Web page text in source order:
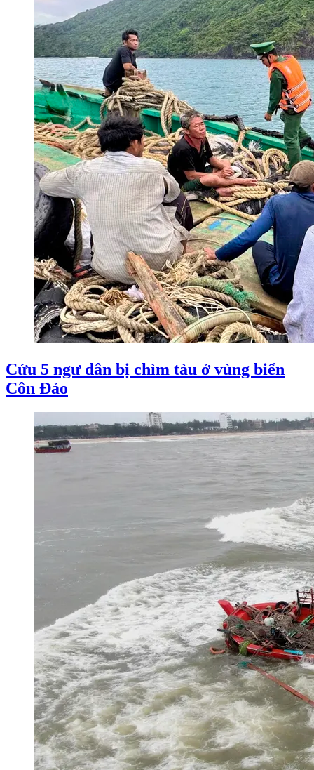
Cứu 5 ngư dân bị chìm tàu ở vùng biển
Côn Đảo